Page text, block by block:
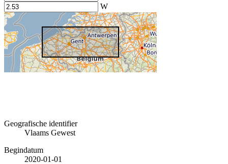
W
Geografische identifier
Vlaams Gewest
Begindatum
2020-01-01